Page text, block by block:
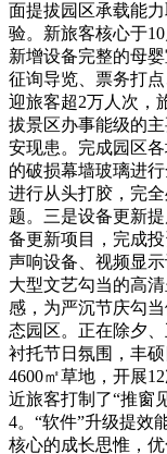
面提拔园区承载能
验。新旅客核心于
新增设备完整的母
征询导览、票务打
迎旅客超2万人次，
拔景区办事能级的
安现患。完成园区
的破损幕墙玻璃进
进行从头打胶，完
题。三是设备更新
备更新项目，完成
声响设备、视频显
大型文艺勾当的高
感，为严沉节庆勾
态园区。正在除夕
衬托节日氛围，丰
4600㎡草地，开展
近旅客打制了“推窗
4。“软件”升级提效
核心的成长思惟，